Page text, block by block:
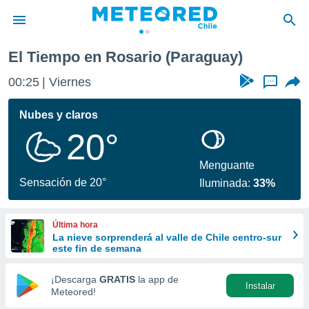
de
por
se
calidad.
a este
las
y
forma
digital
basada
El Tiempo en Rosario (Paraguay)
00:25 Viernes ...
Nubes y claros
20°
Sensación de 20°
Menguante
Iluminada:33%
Última hora
La nieve sorprenderá al valle de Chile centro-sur
este fin de semana
¡Descarga GRATIS la app de
Meteored!
Instalar